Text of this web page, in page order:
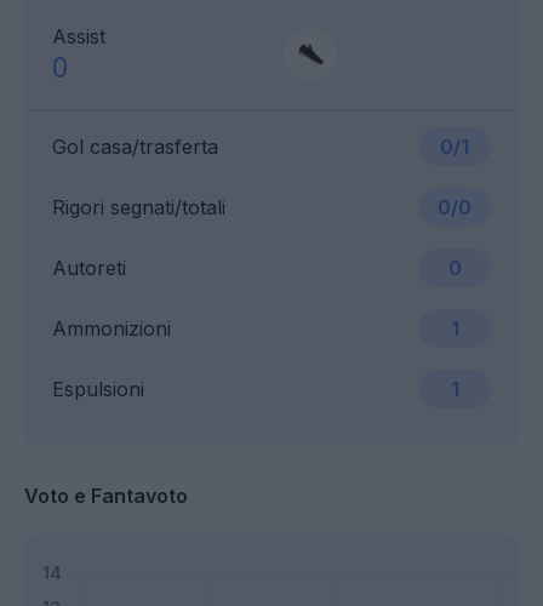
Assist
0
Gol casa/trasferta 0/1
Ammonizioni 1
Rigori segnati/totali 0/0
Espulsioni 1
Autoreti 0
Voto e Fantavoto